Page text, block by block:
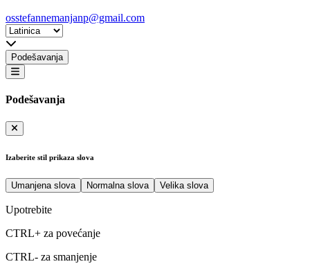
osstefannemanjanp@gmail.com
Podešavanja
Podešavanja
Izaberite stil prikaza slova
Umanjena slova Normalna slova Velika slova
Upotrebite
CTRL+ za povećanje
CTRL- za smanjenje